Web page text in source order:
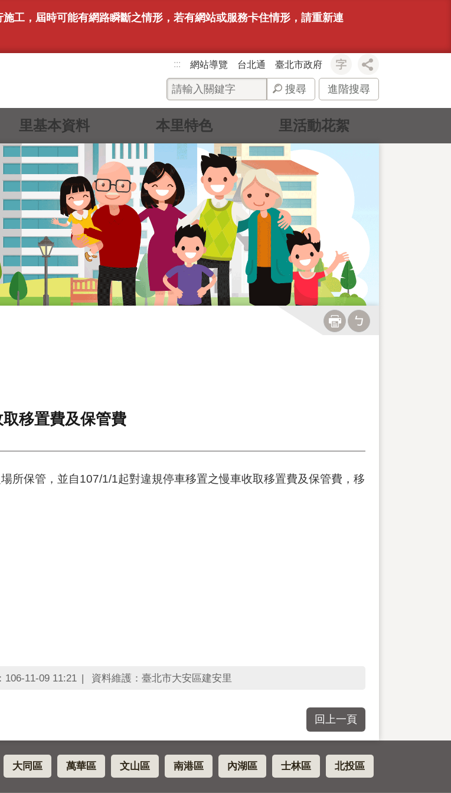
工，屆時可能有網路瞬斷之情形，若有網站或服務卡住情形，請重新連
::: 網站導覽 台北通 臺北市政府
搜尋 進階搜尋
里基本資料 本里特色 里活動花絮
移置費及保管費
所保管，並自107/1/1起對違規停車移置之慢車收取移置費及保管費，移
106-11-09 11:21 資料維護：臺北市大安區建安里
回上一頁
大同區 萬華區 文山區 南港區 內湖區 士林區 北投區